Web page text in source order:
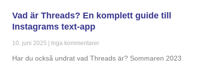
Vad är Threads? En komplett guide till
Instagrams text-app
10. juni 2025 Inga kommentarer
Har du också undrat vad Threads är? Sommaren 2023